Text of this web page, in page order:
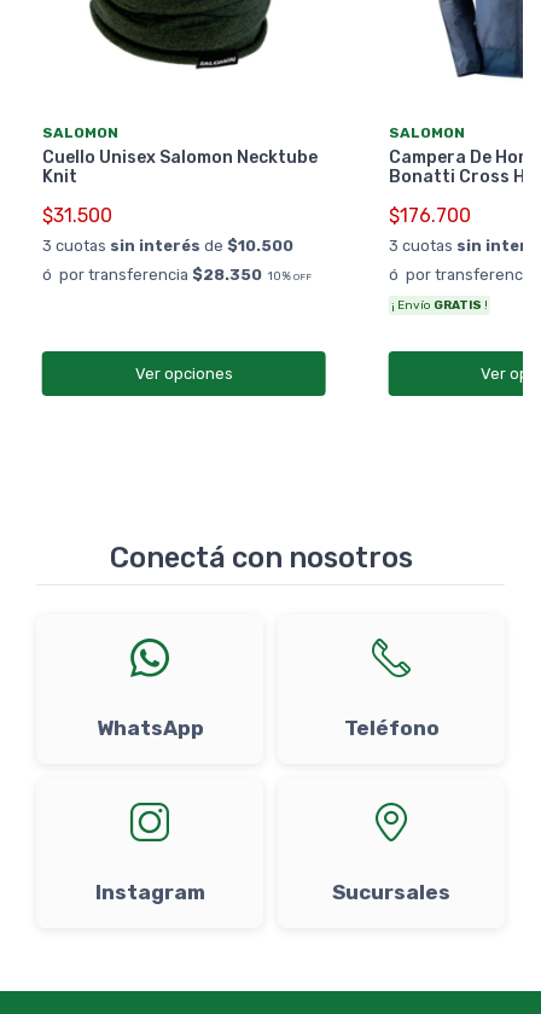
SALOMON
Cuello Unisex Salomon Necktube
Knit
$31.500
3 cuotas sin interés de $10.500
ó por transferencia $28.350 10% OFF
Ver opciones
SALOMON
Campera De
Bonatti Cross
$176.700
3 cuotas sin
ó por transferencia
¡ Envío GRATIS !
Ver
Conectá con nosotros
WhatsApp Teléfono
Instagram Sucursales